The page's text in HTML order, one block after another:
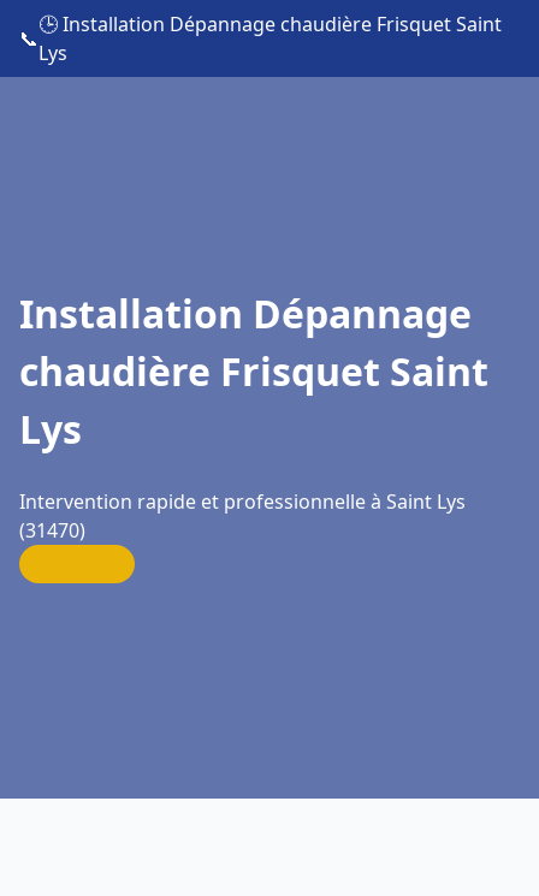
📞
🕒 Installation Dépannage chaudière Frisquet Saint
Lys
Installation Dépannage
chaudière Frisquet Saint
Lys
Intervention rapide et professionnelle à Saint Lys
(31470)